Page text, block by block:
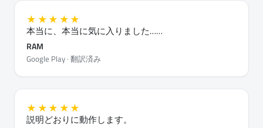
★★★★★
本当に、本当に気に入りました……
RAM
Google Play · 翻訳済み
★★★★★
説明どおりに動作します。